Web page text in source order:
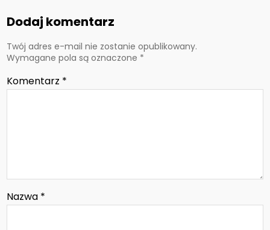
Dodaj komentarz
Twój adres e-mail nie zostanie opublikowany.
Wymagane pola są oznaczone *
Komentarz *
Nazwa *